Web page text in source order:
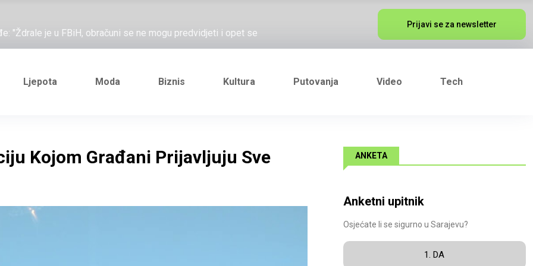
"Ždrale je u FBiH, obračuni se ne mogu predvidjeti i opet se
Željezničarov Karamarko
je general Izet Nanić, pogibijom je probio blokadu koja je
Željezničarov Karamarko
Prijavi se za newsletter
Ljepota Moda Biznis Kultura Putovanja Video Tech
Kojom Građani Prijavljuju Sve
ANKETA
Anketni upitnik
Osjećate li se sigurno u Sarajevu?
1. DA